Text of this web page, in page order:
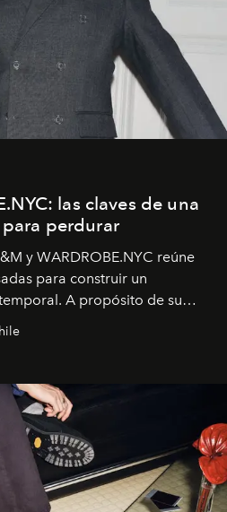
las claves de una
perdurar
y WARDROBE.NYC reúne
para construir un
A propósito de su
de diseño global de la marca